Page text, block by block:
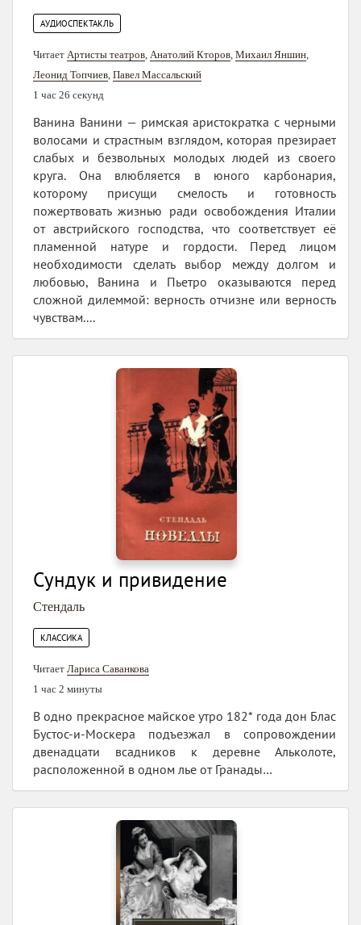
АУДИОСПЕКТАКЛЬ
Читает Артисты теaтров, Анатолий Кторов, Михаил Яншин,
Леонид Топчиев, Павел Массальский
1 час 26 секунд
Ванина Ванини — римская аристократка с черными
волосами и страстным взглядом, которая презирает
слабых и безвольных молодых людей из своего
круга. Она влюбляется в юного карбонария,
которому присущи смелость и готовность
пожертвовать жизнью ради освобождения Италии
от австрийского господства, что соответствует её
пламенной натуре и гордости. Перед лицом
необходимости сделать выбор между долгом и
любовью, Ванина и Пьетро оказываются перед
сложной дилеммой: верность отчизне или верность
чувствам....
Сундук и привидение
Стендаль
КЛАССИКА
Читает Лариса Саванкова
1 час 2 минуты
В одно прекрасное майское утро 182* года дон Блас
Бустос-и-Москера подъезжал в сопровождении
двенадцати всадников к деревне Альколоте,
расположенной в одном лье от Гранады…